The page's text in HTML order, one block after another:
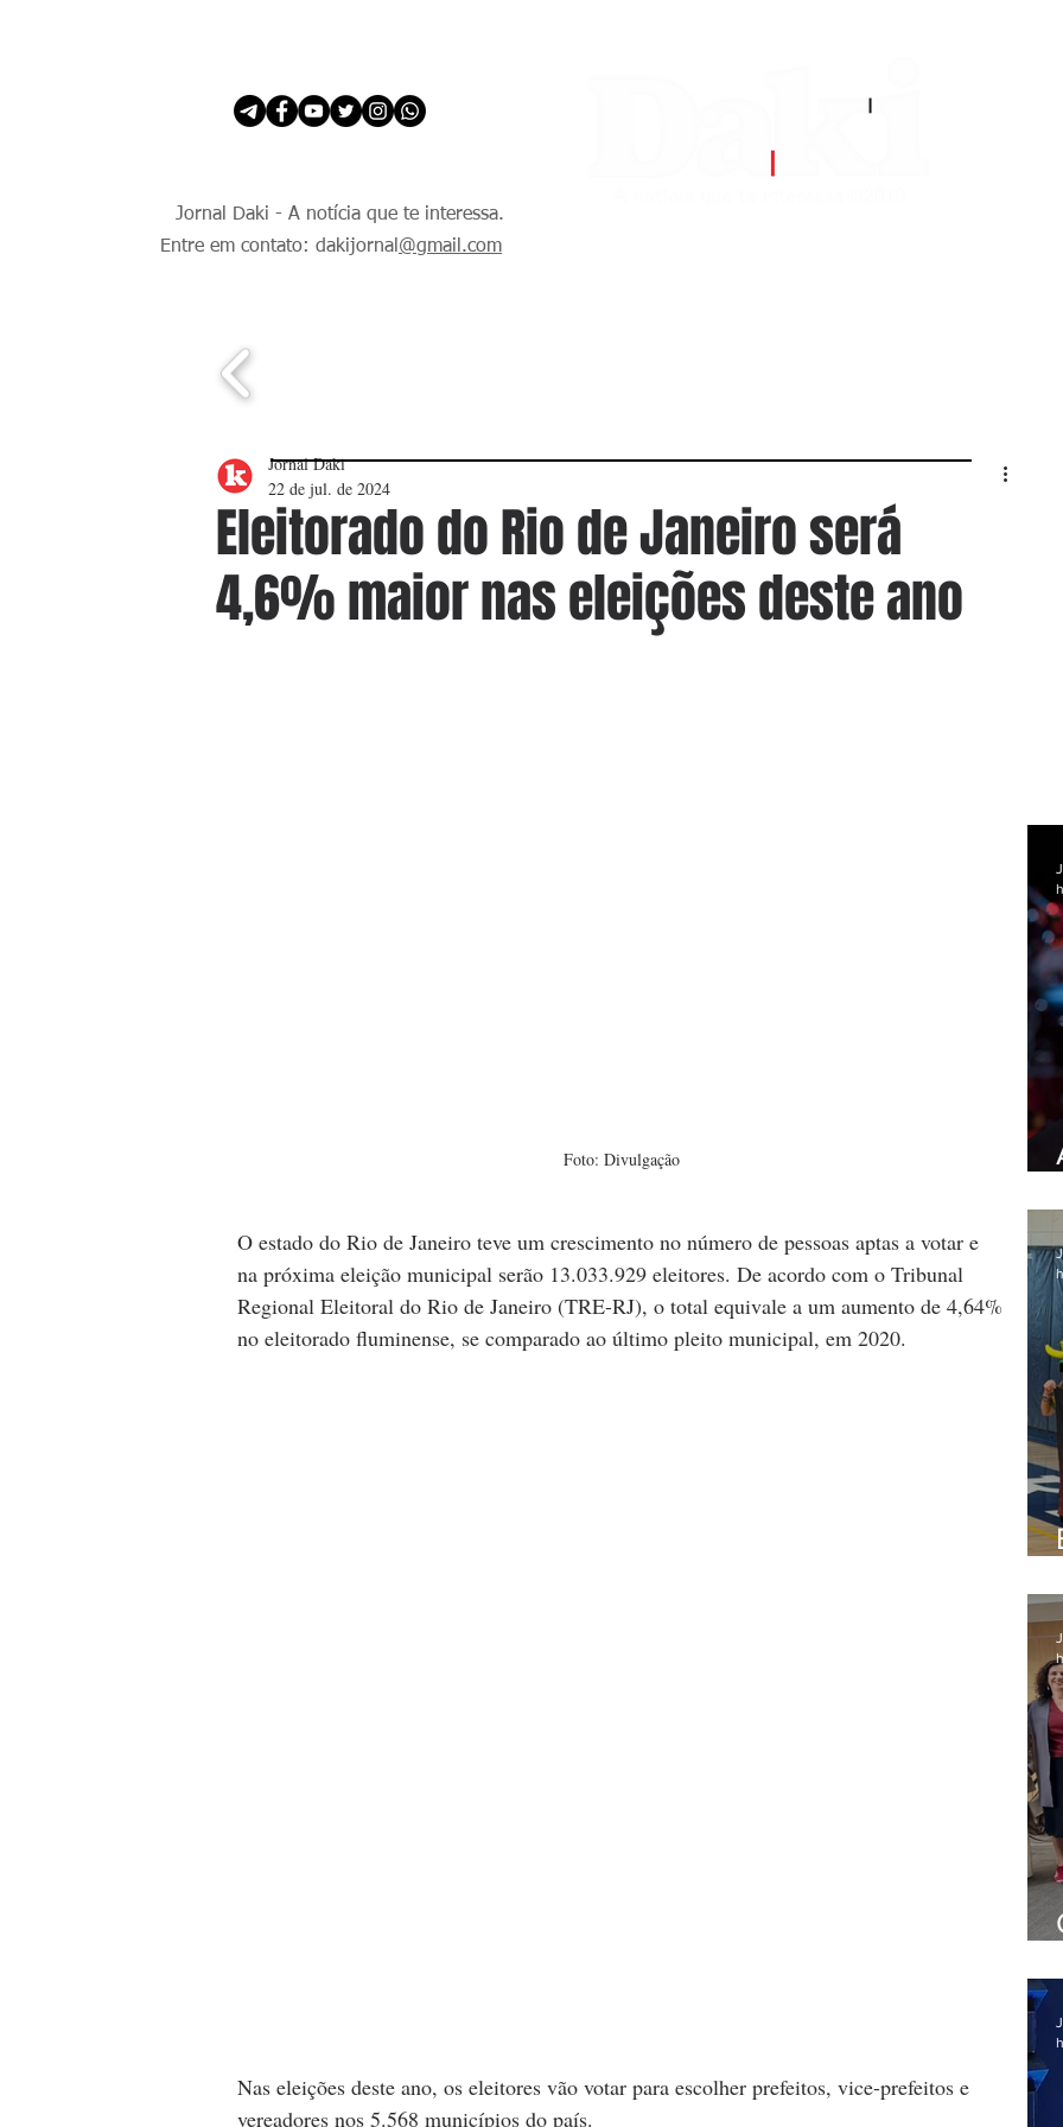
Jornal Daki - A notícia que te interessa.
Entre em contato: dakijornal @gmail.com
Eleitorado do Rio de Janeiro será
4,6% maior nas eleições deste ano
Jornal Daki
22 de jul. de 2024
Foto: Divulgação
O estado do Rio de Janeiro teve um crescimento no número de pessoas aptas a votar e
na próxima eleição municipal serão 13.033.929 eleitores. De acordo com o Tribunal
Regional Eleitoral do Rio de Janeiro (TRE-RJ), o total equivale a um aumento de 4,64%
no eleitorado fluminense, se comparado ao último pleito municipal, em 2020.
Nas eleições deste ano, os eleitores vão votar para escolher prefeitos, vice-prefeitos e
vereadores nos 5.568 municípios do país.